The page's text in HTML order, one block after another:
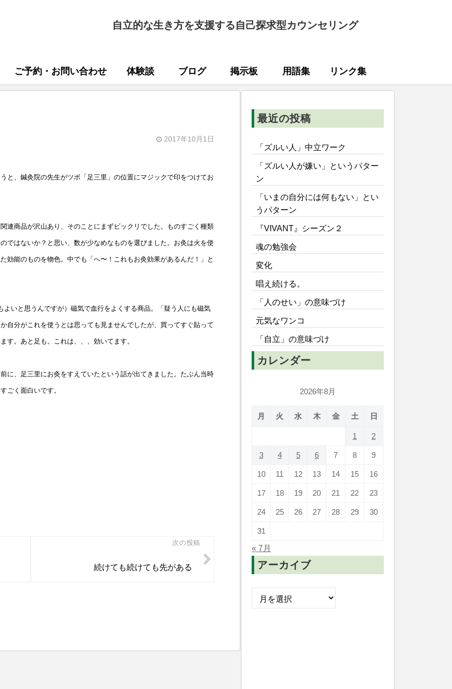
自立的な生き方を支援する自己探求型カウンセリング
ご予約・お問い合わせ 体験談 ブログ 掲示板 用語集 リンク集
2017年10月1日
と、鍼灸院の先生がツボ「足三里」の位置にマジックで印をつけてお
連商品が沢山あり、そのことにまずビックリでした。ものすごく種類
ではないか？と思い、数が少なめなものを選びました。お灸は火を使
効能のものを物色。中でも「へ〜！これもお灸効果があるんだ！」と
いと思うんですが）磁気で血行をよくする商品。「疑う人にも磁気
自分がこれを使うとは思っても見ませんでしたが、買ってすぐ貼って
す。あと足も。これは、、、効いてます。
に、足三里にお灸をすえていたという話が出てきました。たぶん当時
ごく面白いです。
次の投稿
続けても続けても先がある
最近の投稿
「ズルい人」中立ワーク
「ズルい人が嫌い」というパター
ン
「いまの自分には何もない」とい
うパターン
『VIVANT』シーズン２
魂の勉強会
変化
唱え続ける。
「人のせい」の意味づけ
元気なワンコ
「自立」の意味づけ
カレンダー
2026年8月
月 火 水 木 金 土 日
1 2
3 4 5 6 7 8 9
10 11 12 13 14 15 16
17 18 19 20 21 22 23
24 25 26 27 28 29 30
31
« 7月
アーカイブ
ー